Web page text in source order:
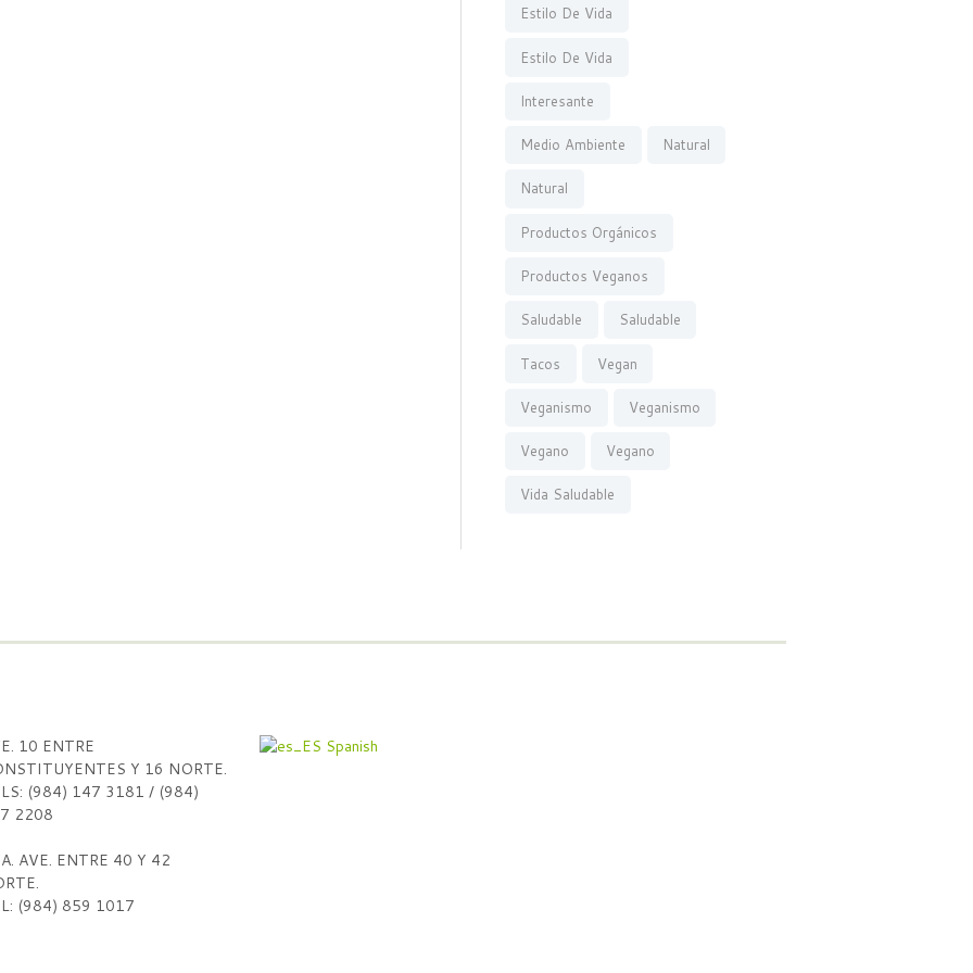
Estilo De Vida
Estilo De Vida
Interesante
Medio Ambiente Natural
Natural
Productos Orgánicos
Productos Veganos
Saludable Saludable
Tacos Vegan
Veganismo Veganismo
Vegano Vegano
Vida Saludable
10 ENTRE
Y 16 NORTE.
(984) 147 3181 / (984)
2208
AVE. ENTRE 40 Y 42
(984) 859 1017
Spanish